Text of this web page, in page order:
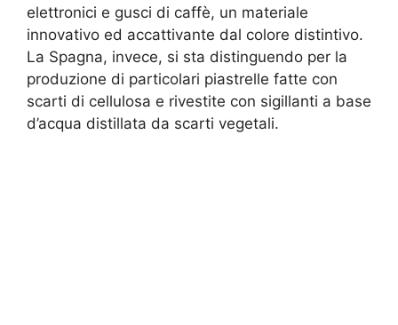
elettronici e gusci di caffè, un materiale
innovativo ed accattivante dal colore distintivo.
La Spagna, invece, si sta distinguendo per la
produzione di particolari piastrelle fatte con
scarti di cellulosa e rivestite con sigillanti a base
d’acqua distillata da scarti vegetali.